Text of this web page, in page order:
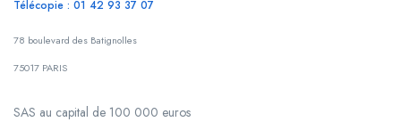
Télécopie : 01 42 93 37 07
78 boulevard des Batignolles
75017 PARIS
SAS au capital de 100 000 euros